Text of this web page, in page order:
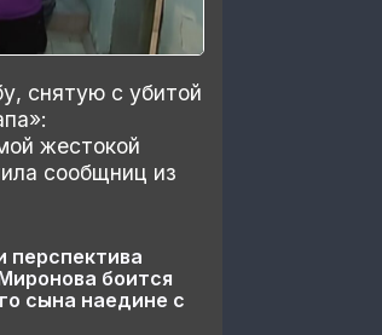
снятую с убитой
жестокой
сообщниц из
перспектива
боится
сына наедине с